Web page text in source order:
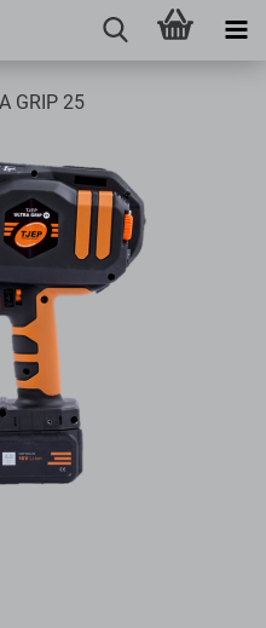
GRIP 25